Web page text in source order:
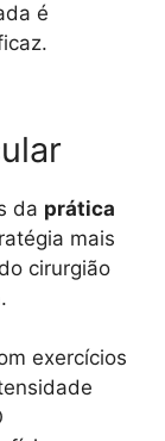
é
da prática
mais
cirurgião
exercícios